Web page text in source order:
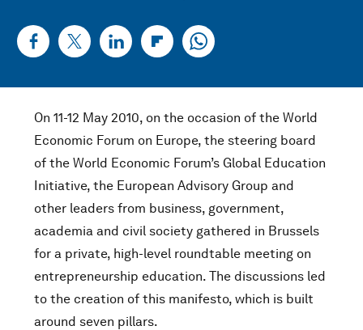
On 11-12 May 2010, on the occasion of the World
Economic Forum on Europe, the steering board
of the World Economic Forum’s Global Education
Initiative, the European Advisory Group and
other leaders from business, government,
academia and civil society gathered in Brussels
for a private, high-level roundtable meeting on
entrepreneurship education. The discussions led
to the creation of this manifesto, which is built
around seven pillars.